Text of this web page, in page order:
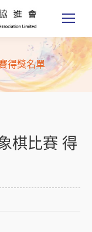
得獎名單
棋比賽 得